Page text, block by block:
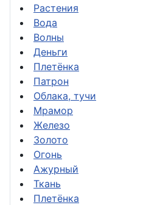
Растения
Вода
Волны
Деньги
Плетёнка
Патрон
Облака, тучи
Мрамор
Железо
Золото
Огонь
Ажурный
Ткань
Плетёнка